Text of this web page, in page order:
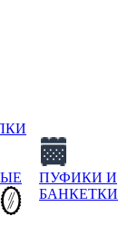
ПУФИКИ И
БАНКЕТКИ